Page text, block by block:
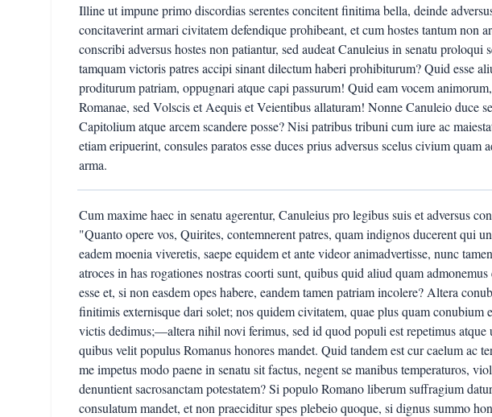
Illine ut impune primo discordias serentes concitent finitima bella, deinde
concitaverint armari civitatem defendique prohibeant, et cum hostes tantum non
conscribi adversus hostes non patiantur, sed audeat Canuleius in senatu proloqui
tamquam victoris patres accipi sinant dilectum haberi prohibiturum? Quid esse
proditurum patriam, oppugnari atque capi passurum! Quid eam vocem
Romanae, sed Volscis et Aequis et Veientibus allaturam! Nonne Canuleio duce
Capitolium atque arcem scandere posse? Nisi patribus tribuni cum iure ac
etiam eripuerint, consules paratos esse duces prius adversus scelus civium quam
arma.
Cum maxime haec in senatu agerentur, Canuleius pro legibus suis et adversus
"Quanto opere vos, Quirites, contemnerent patres, quam indignos ducerent qui
eadem moenia viveretis, saepe equidem et ante videor animadvertisse, nunc
atroces in has rogationes nostras coorti sunt, quibus quid aliud quam
esse et, si non easdem opes habere, eandem tamen patriam incolere? Altera
finitimis externisque dari solet; nos quidem civitatem, quae plus quam conubium
victis dedimus;—altera nihil novi ferimus, sed id quod populi est repetimus atque
quibus velit populus Romanus honores mandet. Quid tandem est cur caelum ac
me impetus modo paene in senatu sit factus, negent se manibus temperaturos,
denuntient sacrosanctam potestatem? Si populo Romano liberum suffragium
consulatum mandet, et non praeciditur spes plebeio quoque, si dignus summo